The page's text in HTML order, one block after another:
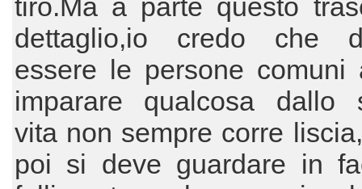
tiro.Ma a parte questo
dettaglio,io credo che
essere le persone comuni
imparare qualcosa dallo
vita non sempre corre
poi si deve guardare in